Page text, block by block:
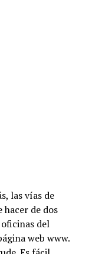
las vías de
hacer de dos
del
web www.